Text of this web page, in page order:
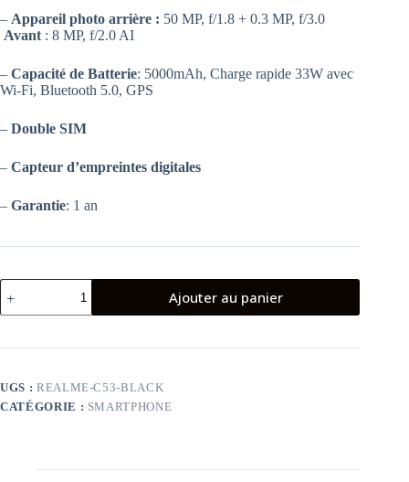
– Appareil photo arrière : 50 MP, f/1.8 + 0.3 MP, f/3.0
Avant : 8 MP, f/2.0 AI
– Capacité de Batterie: 5000mAh, Charge rapide 33W avec
Wi-Fi, Bluetooth 5.0, GPS
– Double SIM
– Capteur d’empreintes digitales
– Garantie: 1 an
quantité
de
SMARTPHONE
C53
-
NOIR
Ajouter au panier
UGS : REALME-C53-BLACK
CATÉGORIE : SMARTPHONE